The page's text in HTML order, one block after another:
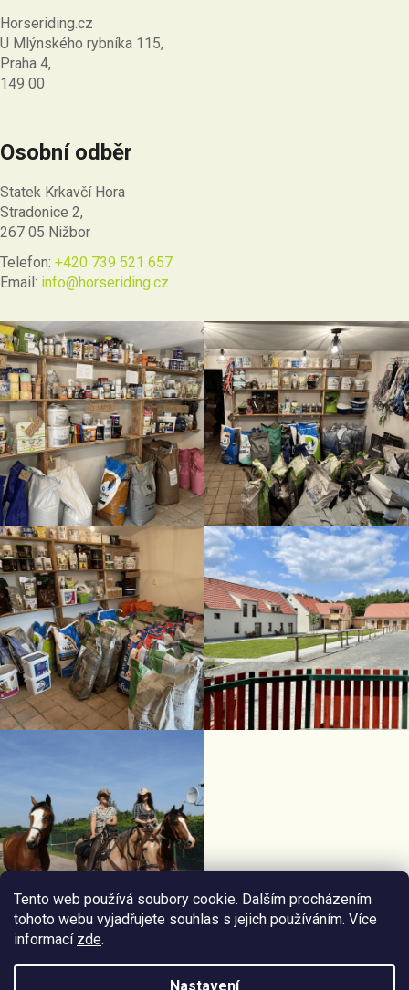
Tento web používá soubory cookie. Dalším procházením
tohoto webu vyjadřujete souhlas s jejich používáním. Více
informací zde.
Nastavení
Horseriding.cz
U Mlýnského rybníka 115,
Praha 4,
149 00
Osobní odběr
Statek Krkavčí Hora
Stradonice 2,
267 05 Nižbor
Telefon: +420 739 521 657
Email: info@horseriding.cz